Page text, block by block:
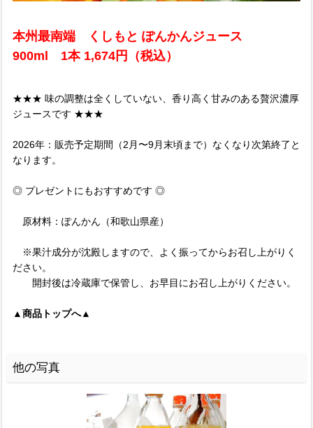
本州最南端 くしもと ぽんかんジュース
900ml 1本 1,674円（税込）
★★★ 味の調整は全くしていない、香り高く甘みのある贅沢濃厚
ジュースです ★★★
2026年：販売予定期間（2月〜9月末頃まで）なくなり次第終了と
なります。
◎ プレゼントにもおすすめです ◎
原材料：ぽんかん（和歌山県産）
※果汁成分が沈殿しますので、よく振ってからお召し上がりく
ださい。
開封後は冷蔵庫で保管し、お早目にお召し上がりください。
▲商品トップへ▲
他の写真